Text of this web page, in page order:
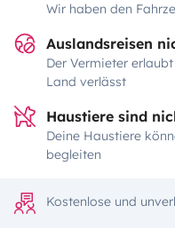
Wir haben den
Auslandsreisen
Der Vermieter
Land verlässt
Haustiere sind
Deine Haustiere
begleiten
Kostenlose und